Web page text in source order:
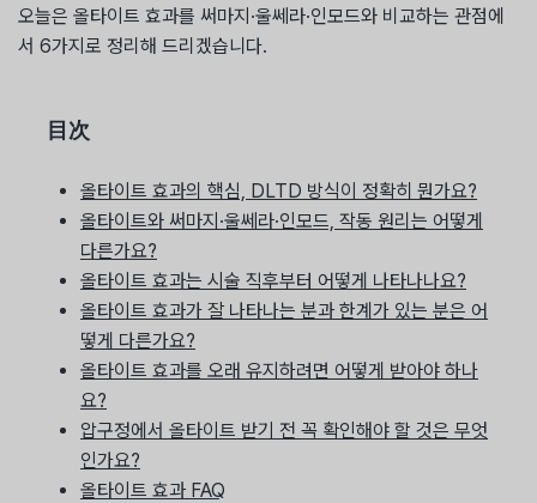
오늘은 올타이트 효과를 써마지·울쎄라·인모드와 비교하는 관점에
서 6가지로 정리해 드리겠습니다.
目次
올타이트 효과의 핵심, DLTD 방식이 정확히 뭔가요?
올타이트와 써마지·울쎄라·인모드, 작동 원리는 어떻게
다른가요?
올타이트 효과는 시술 직후부터 어떻게 나타나나요?
올타이트 효과가 잘 나타나는 분과 한계가 있는 분은 어
떻게 다른가요?
올타이트 효과를 오래 유지하려면 어떻게 받아야 하나
요?
압구정에서 올타이트 받기 전 꼭 확인해야 할 것은 무엇
인가요?
올타이트 효과 FAQ